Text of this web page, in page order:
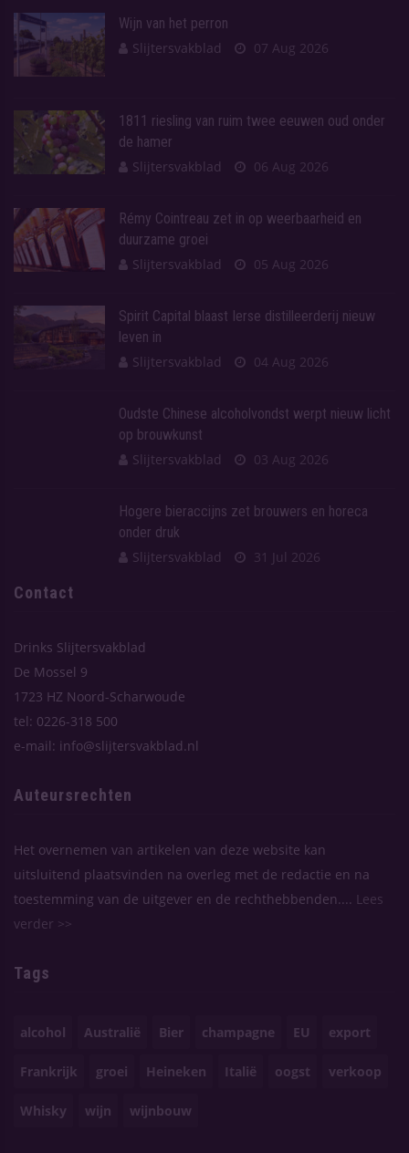
Wijn van het perron
Slijtersvakblad
07 Aug 2026
1811 riesling van ruim twee eeuwen oud onder
de hamer
Slijtersvakblad
06 Aug 2026
Rémy Cointreau zet in op weerbaarheid en
duurzame groei
Slijtersvakblad
05 Aug 2026
Spirit Capital blaast Ierse distilleerderij nieuw
leven in
Slijtersvakblad
04 Aug 2026
Oudste Chinese alcoholvondst werpt nieuw licht
op brouwkunst
Slijtersvakblad
03 Aug 2026
Hogere bieraccijns zet brouwers en horeca
onder druk
Slijtersvakblad
31 Jul 2026
Contact
Drinks Slijtersvakblad
De Mossel 9
1723 HZ Noord-Scharwoude
tel: 0226-318 500
e-mail: info@slijtersvakblad.nl
Auteursrechten
Het overnemen van artikelen van deze website kan
uitsluitend plaatsvinden na overleg met de redactie en na
toestemming van de uitgever en de rechthebbenden....
Lees
verder >>
Tags
alcohol Australië Bier champagne EU export
Frankrijk groei Heineken Italië oogst verkoop
Whisky wijn wijnbouw